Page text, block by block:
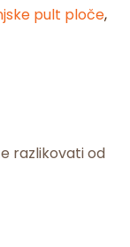
pult ploče,
razlikovati od